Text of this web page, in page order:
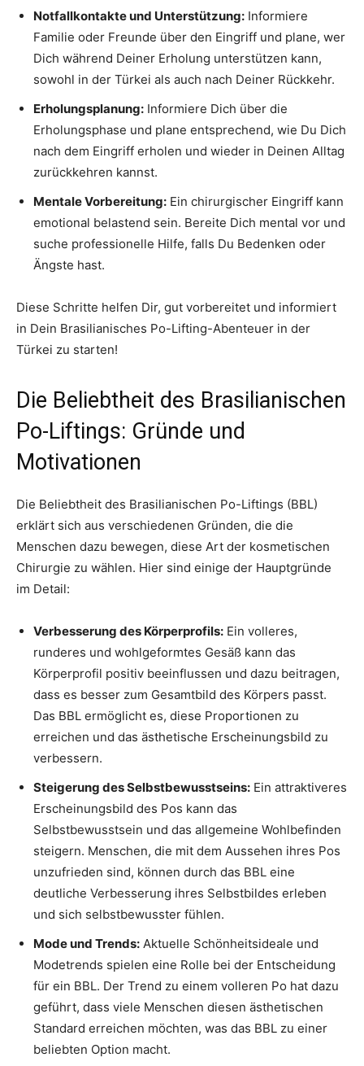
Notfallkontakte und Unterstützung: Informiere
Familie oder Freunde über den Eingriff und plane, wer
Dich während Deiner Erholung unterstützen kann,
sowohl in der Türkei als auch nach Deiner Rückkehr.
Erholungsplanung: Informiere Dich über die
Erholungsphase und plane entsprechend, wie Du Dich
nach dem Eingriff erholen und wieder in Deinen Alltag
zurückkehren kannst.
Mentale Vorbereitung: Ein chirurgischer Eingriff kann
emotional belastend sein. Bereite Dich mental vor und
suche professionelle Hilfe, falls Du Bedenken oder
Ängste hast.
Diese Schritte helfen Dir, gut vorbereitet und informiert
in Dein Brasilianisches Po-Lifting-Abenteuer in der
Türkei zu starten!
Die Beliebtheit des Brasilianischen
Po-Liftings: Gründe und
Motivationen
Die Beliebtheit des Brasilianischen Po-Liftings (BBL)
erklärt sich aus verschiedenen Gründen, die die
Menschen dazu bewegen, diese Art der kosmetischen
Chirurgie zu wählen. Hier sind einige der Hauptgründe
im Detail:
Verbesserung des Körperprofils: Ein volleres,
runderes und wohlgeformtes Gesäß kann das
Körperprofil positiv beeinflussen und dazu beitragen,
dass es besser zum Gesamtbild des Körpers passt.
Das BBL ermöglicht es, diese Proportionen zu
erreichen und das ästhetische Erscheinungsbild zu
verbessern.
Steigerung des Selbstbewusstseins: Ein attraktiveres
Erscheinungsbild des Pos kann das
Selbstbewusstsein und das allgemeine Wohlbefinden
steigern. Menschen, die mit dem Aussehen ihres Pos
unzufrieden sind, können durch das BBL eine
deutliche Verbesserung ihres Selbstbildes erleben
und sich selbstbewusster fühlen.
Mode und Trends: Aktuelle Schönheitsideale und
Modetrends spielen eine Rolle bei der Entscheidung
für ein BBL. Der Trend zu einem volleren Po hat dazu
geführt, dass viele Menschen diesen ästhetischen
Standard erreichen möchten, was das BBL zu einer
beliebten Option macht.